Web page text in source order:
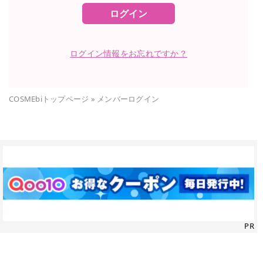
ログイン
ログイン情報をお忘れですか？
COSMEbiトップページ » メンバーログイン
PR